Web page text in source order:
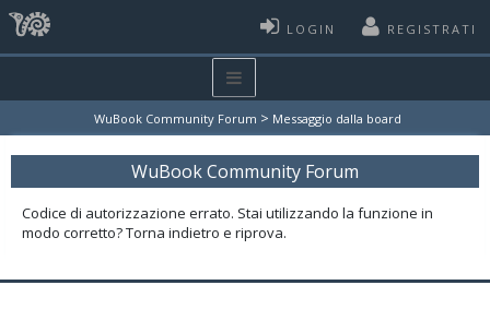
LOGIN REGISTRATI
WuBook Community Forum > Messaggio dalla board
WuBook Community Forum
Codice di autorizzazione errato. Stai utilizzando la funzione in
modo corretto? Torna indietro e riprova.